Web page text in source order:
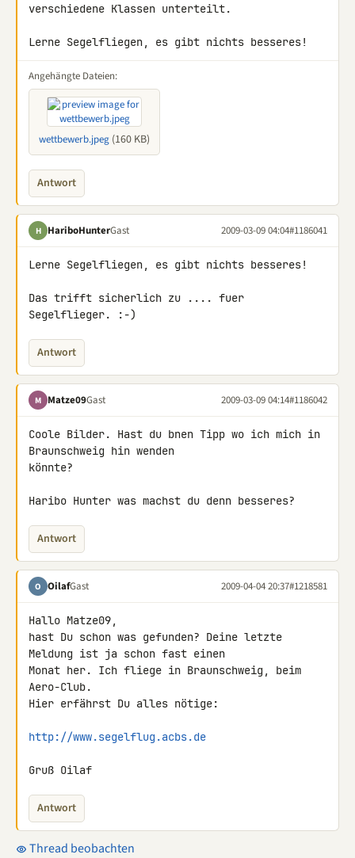
verschiedene Klassen unterteilt.
Lerne Segelfliegen, es gibt nichts besseres!
Angehängte Dateien:
wettbewerb.jpeg (160 KB)
Antwort
H HariboHunterGast 2009-03-09 04:04#1186041
Lerne Segelfliegen, es gibt nichts besseres!
Das trifft sicherlich zu .... fuer
Segelflieger. :-)
Antwort
M Matze09Gast 2009-03-09 04:14#1186042
Coole Bilder. Hast du bnen Tipp wo ich mich in
Braunschweig hin wenden
könnte?
Haribo Hunter was machst du denn besseres?
Antwort
O OilafGast 2009-04-04 20:37#1218581
Hallo Matze09,
hast Du schon was gefunden? Deine letzte
Meldung ist ja schon fast einen
Monat her. Ich fliege in Braunschweig, beim
Aero-Club.
Hier erfährst Du alles nötige:
http://www.segelflug.acbs.de
Gruß Oilaf
Antwort
Thread beobachten